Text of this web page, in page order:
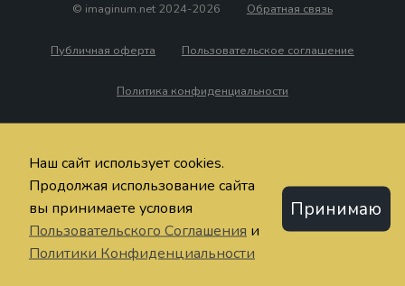
© imaginum.net 2024-2026
Обратная связь
Публичная оферта Пользовательское соглашение
Политика конфиденциальности
Наш сайт использует cookies.
Продолжая использование сайта
вы принимаете условия
Пользовательского Соглашения и
Политики Конфиденциальности
Принимаю